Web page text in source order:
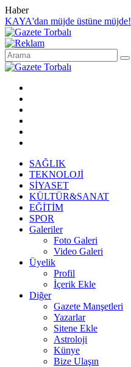
Haber
KAYA'dan müjde üstüne müjde!
SAĞLIK
TEKNOLOJİ
SİYASET
KÜLTÜR&SANAT
EĞİTİM
SPOR
Galeriler
Foto Galeri
Video Galeri
Üyelik
Profil
İçerik Ekle
Diğer
Gazete Manşetleri
Yazarlar
Sitene Ekle
Astroloji
Künye
Bize Ulaşın